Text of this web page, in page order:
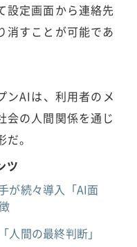
設定画面から連絡先
消すことが可能であ
ンAIは、利用者のメ
会の人間関係を通じ
。
ツ
が続々導入「AI面
間の最終判断」